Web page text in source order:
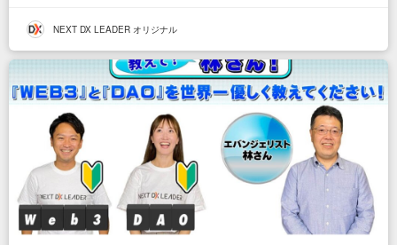
NEXT DX LEADER オリジナル